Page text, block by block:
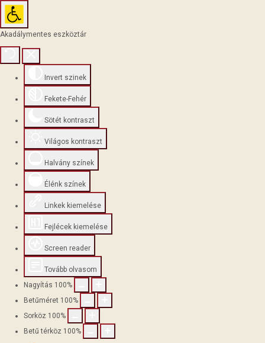
Akadálymentes eszköztár
Invert szinek
Fekete-Fehér
Sötét kontraszt
Világos kontraszt
Halvány színek
Élénk színek
Linkek kiemelése
Fejlécek kiemelése
Screen reader
Tovább olvasom
Nagyítás 100%
Betűméret 100%
Sorköz 100%
Betű térköz 100%